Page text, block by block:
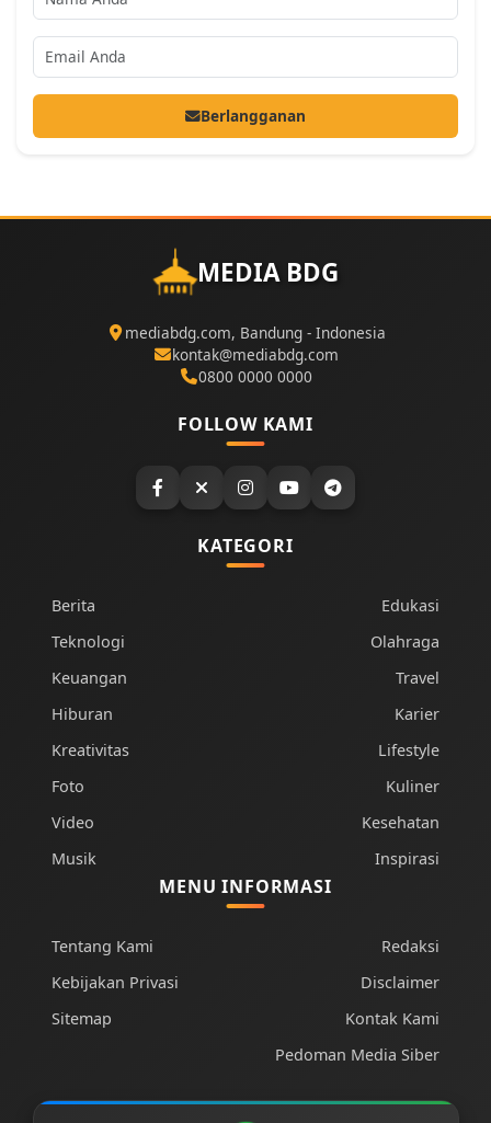
Berlangganan
MEDIA BDG
mediabdg.com, Bandung - Indonesia
kontak@mediabdg.com
0800 0000 0000
FOLLOW KAMI
KATEGORI
Berita
Teknologi
Keuangan
Hiburan
Kreativitas
Foto
Video
Musik
Edukasi
Olahraga
Travel
Karier
Lifestyle
Kuliner
Kesehatan
Inspirasi
MENU INFORMASI
Tentang Kami
Kebijakan Privasi
Sitemap
Redaksi
Disclaimer
Kontak Kami
Pedoman Media Siber